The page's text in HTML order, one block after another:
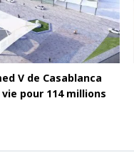
V de Casablanca
pour 114 millions